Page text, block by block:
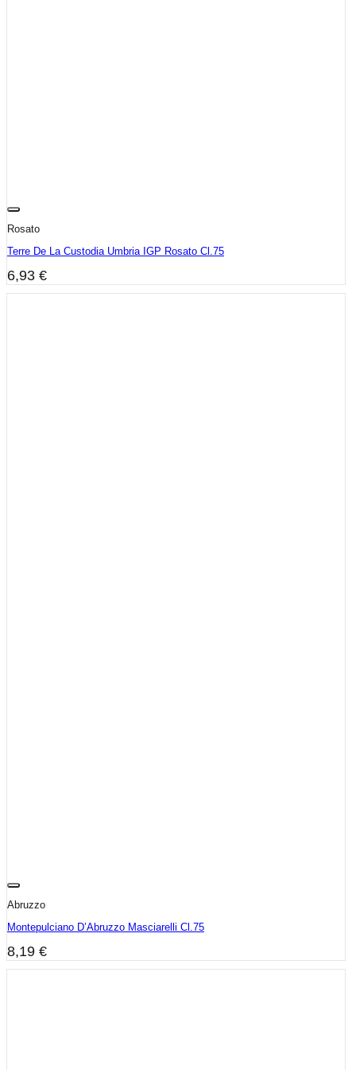
Rosato
Terre De La Custodia Umbria IGP Rosato Cl.75
6,93 €
Abruzzo
Montepulciano D’Abruzzo Masciarelli Cl.75
8,19 €